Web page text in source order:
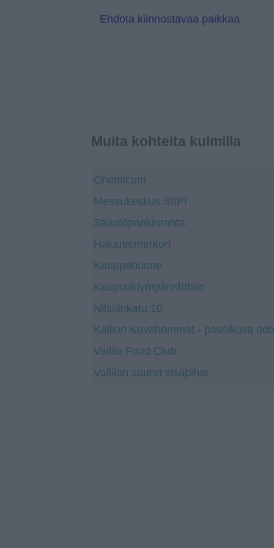
e
Ehdota kiinnostavaa paikkaa
Muita kohteita kulmilla
Chemicum
Messukeskus SIIPI
Säästöpankinranta
Hakaniementori
Kauppahuone
Kaupunkiympäristötalo
Nilsiänkatu 10
Kallion Kuvahommat - passikuva
Vallila Food Club
Vallilan suuret sisäpihat